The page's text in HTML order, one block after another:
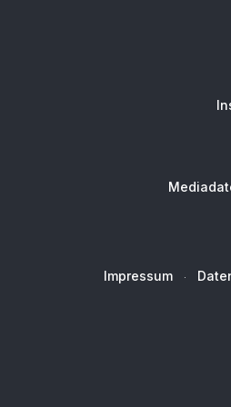
Impressum